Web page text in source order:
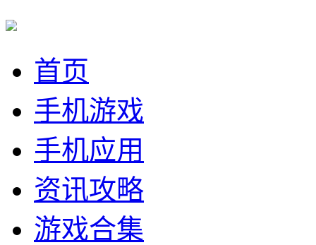
首页
手机游戏
手机应用
资讯攻略
游戏合集